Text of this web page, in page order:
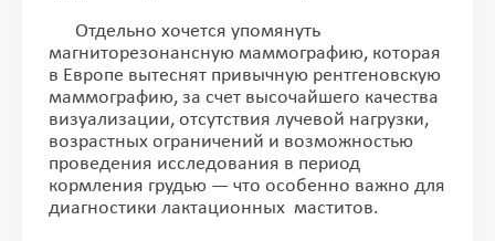
Отдельно хочется упомянуть
магниторезонансную маммографию, которая
в Европе вытеснят привычную рентгеновскую
маммографию, за счет высочайшего качества
визуализации, отсутствия лучевой нагрузки,
возрастных ограничений и возможностью
проведения исследования в период
кормления грудью — что особенно важно для
диагностики лактационных маститов.